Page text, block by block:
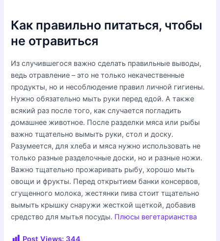
Как правильно питаться, чтобы
не отравиться
Из случившегося важно сделать правильные выводы,
ведь отравление – это не только некачественные
продукты, но и несоблюдение правил личной гигиены.
Нужно обязательно мыть руки перед едой. А также
всякий раз после того, как случается погладить
домашнее животное. После разделки мяса или рыбы
важно тщательно вымыть руки, стол и доску.
Разумеется, для хлеба и мяса нужно использовать не
только разные разделочные доски, но и разные ножи.
Важно тщательно прожаривать рыбу, хорошо мыть
овощи и фрукты. Перед открытием банки консервов,
сгущенного молока, жестянки пива стоит тщательно
вымыть крышку снаружи жесткой щеткой, добавив
средство для мытья посуды. Плюсы вегетарианства
Post Views: 344